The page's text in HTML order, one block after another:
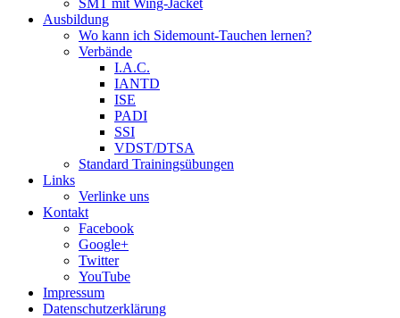
SMT mit Wing-Jacket
Ausbildung
Wo kann ich Sidemount-Tauchen lernen?
Verbände
I.A.C.
IANTD
ISE
PADI
SSI
VDST/DTSA
Standard Trainingsübungen
Links
Verlinke uns
Kontakt
Facebook
Google+
Twitter
YouTube
Impressum
Datenschutzerklärung